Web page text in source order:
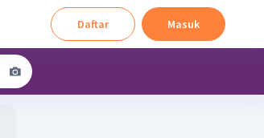
Daftar Masuk